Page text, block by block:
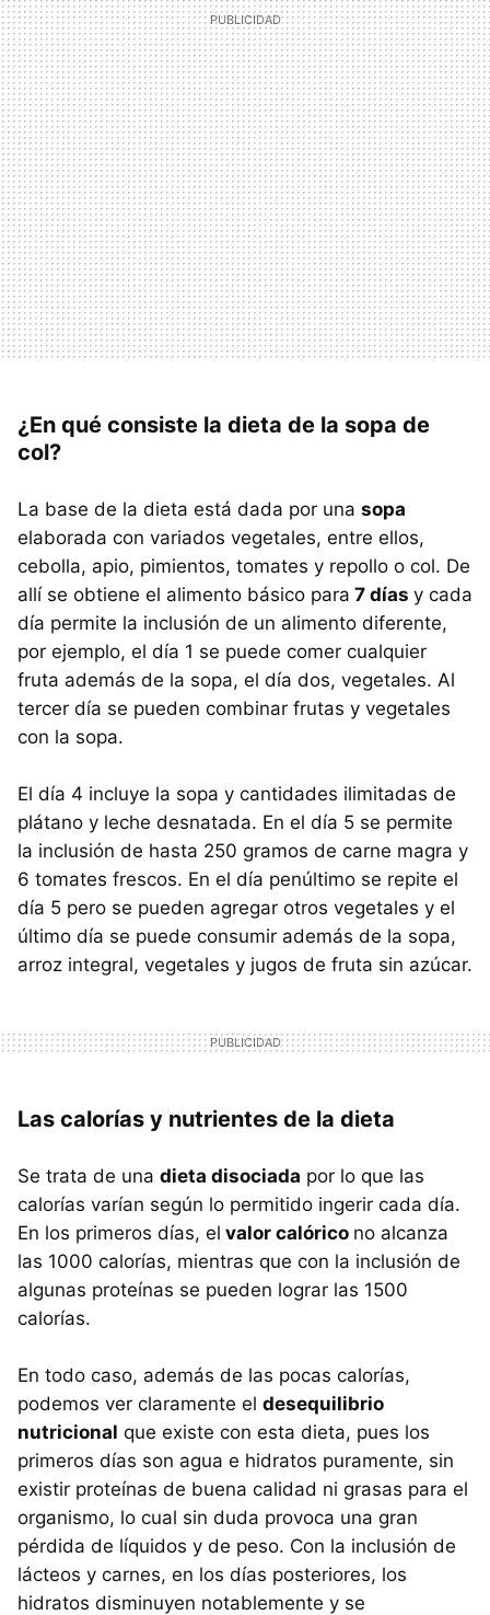
¿En qué consiste la dieta de la sopa de
col?
La base de la dieta está dada por una sopa
elaborada con variados vegetales, entre ellos,
cebolla, apio, pimientos, tomates y repollo o col. De
allí se obtiene el alimento básico para 7 días y cada
día permite la inclusión de un alimento diferente,
por ejemplo, el día 1 se puede comer cualquier
fruta además de la sopa, el día dos, vegetales. Al
tercer día se pueden combinar frutas y vegetales
con la sopa.
El día 4 incluye la sopa y cantidades ilimitadas de
plátano y leche desnatada. En el día 5 se permite
la inclusión de hasta 250 gramos de carne magra y
6 tomates frescos. En el día penúltimo se repite el
día 5 pero se pueden agregar otros vegetales y el
último día se puede consumir además de la sopa,
arroz integral, vegetales y jugos de fruta sin azúcar.
Las calorías y nutrientes de la dieta
Se trata de una dieta disociada por lo que las
calorías varían según lo permitido ingerir cada día.
En los primeros días, el valor calórico no alcanza
las 1000 calorías, mientras que con la inclusión de
algunas proteínas se pueden lograr las 1500
calorías.
En todo caso, además de las pocas calorías,
podemos ver claramente el desequilibrio
nutricional que existe con esta dieta, pues los
primeros días son agua e hidratos puramente, sin
existir proteínas de buena calidad ni grasas para el
organismo, lo cual sin duda provoca una gran
pérdida de líquidos y de peso. Con la inclusión de
lácteos y carnes, en los días posteriores, los
hidratos disminuyen notablemente y se